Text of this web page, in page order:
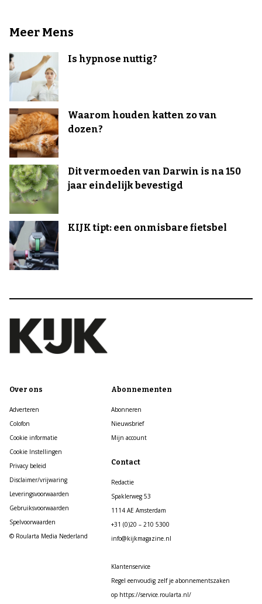
Meer Mens
Is hypnose nuttig?
Waarom houden katten zo van
dozen?
Dit vermoeden van Darwin is na 150
jaar eindelijk bevestigd
KIJK tipt: een onmisbare fietsbel
Over ons
Adverteren
Colofon
Cookie informatie
Cookie Instellingen
Privacy beleid
Disclaimer/vrijwaring
Leveringsvoorwaarden
Gebruiksvoorwaarden
Spelvoorwaarden
© Roularta Media Nederland
Abonnementen
Abonneren
Nieuwsbrief
Mijn account
Contact
Redactie
Spaklerweg 53
1114 AE Amsterdam
+31 (0)20 – 210 5300
info@kijkmagazine.nl
Klantenservice
Regel eenvoudig zelf je abonnementszaken
op https://service.roularta.nl/